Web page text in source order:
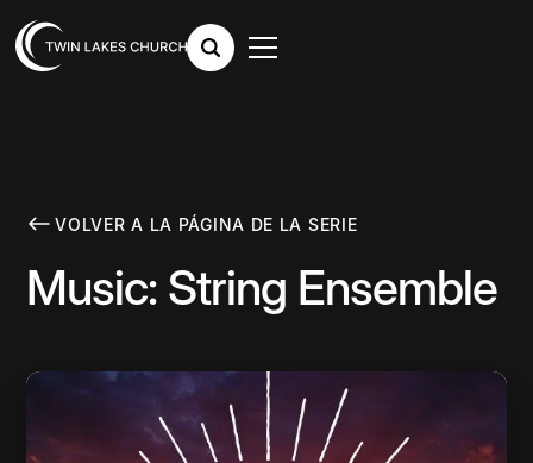
VOLVER A LA PÁGINA DE LA SERIE
Music: String Ensemble